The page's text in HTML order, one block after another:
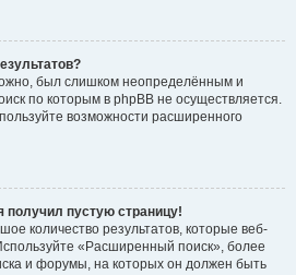
был слишком неопределённым и
по которым в phpBB не осуществляется.
возможности расширенного
получил пустую страницу!
количество результатов, которые веб-
«Расширенный поиск», более
и форумы, на которых он должен быть